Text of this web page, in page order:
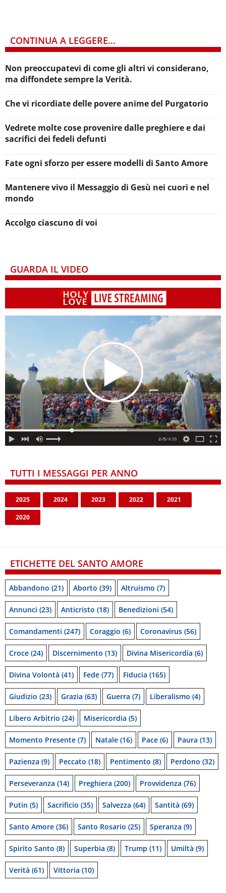
CONTINUA A LEGGERE...
Non preoccupatevi di come gli altri vi considerano,
ma diffondete sempre la Verità.
Che vi ricordiate delle povere anime del Purgatorio
Vedrete molte cose provenire dalle preghiere e dai
sacrifici dei fedeli defunti
Fate ogni sforzo per essere modelli di Santo Amore
Mantenere vivo il Messaggio di Gesù nei cuori e nel
mondo
Accolgo ciascuno di voi
GUARDA IL VIDEO
TUTTI I MESSAGGI PER ANNO
2025 2024 2023 2022 2021
2020
ETICHETTE DEL SANTO AMORE
Abbandono (21) Aborto (39) Altruismo (7)
Annunci (23) Anticristo (18) Benedizioni (54)
Comandamenti (247) Coraggio (6) Coronavirus (56)
Croce (24) Discernimento (13) Divina Misericordia (6)
Divina Volontà (41) Fede (77) Fiducia (165)
Giudizio (23) Grazia (63) Guerra (7) Liberalismo (4)
Libero Arbitrio (24) Misericordia (5)
Momento Presente (7) Natale (16) Pace (6) Paura (13)
Pazienza (9) Peccato (18) Pentimento (8) Perdono (32)
Perseveranza (14) Preghiera (200) Provvidenza (76)
Putin (5) Sacrificio (35) Salvezza (64) Santità (69)
Santo Amore (36) Santo Rosario (25) Speranza (9)
Spirito Santo (8) Superbia (8) Trump (11) Umiltà (9)
Verità (61) Vittoria (10)